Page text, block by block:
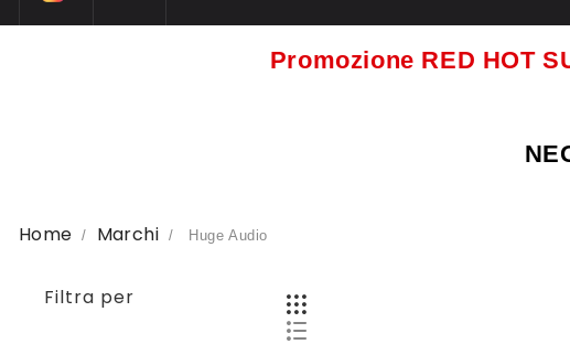
Promozione RED HOT
Home Marchi Huge Audio
Filtra per